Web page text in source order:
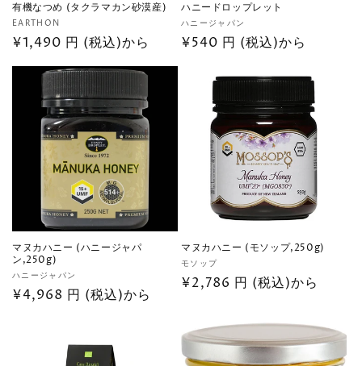
有機なつめ (タクラマカン砂漠産)
販
売
EARTHON
通
常
¥1,490 円 (税込)から
ハニードロップレット
販
売
ハニージャパン
通
¥540 円 (税込)から
マヌカハニー (ハニージャパ
ン,250g)
販
売
ハニージャパン
通
¥4,968 円 (税込)から
マヌカハニー (モソップ,250g)
販
売
モソップ
通
格
¥2,786 円 (税込)から